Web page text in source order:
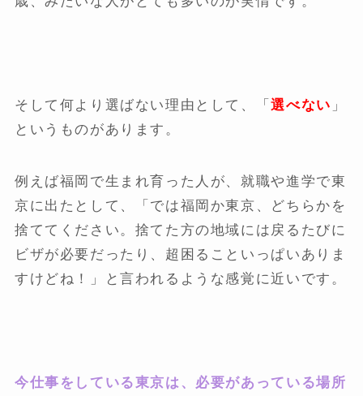
そして何より選ばない理由として、「選べない 」
というものがあります。
例えば福岡で生まれ育った人が、就職や進学で東
京に出たとして、「では福岡か東京、どちらかを
捨ててください。捨てた方の地域には戻るたびに
ビザが必要だったり、超困ることいっぱいありま
すけどね！」と言われるような感覚に近いです。
今仕事をしている東京は、必要があっている場所